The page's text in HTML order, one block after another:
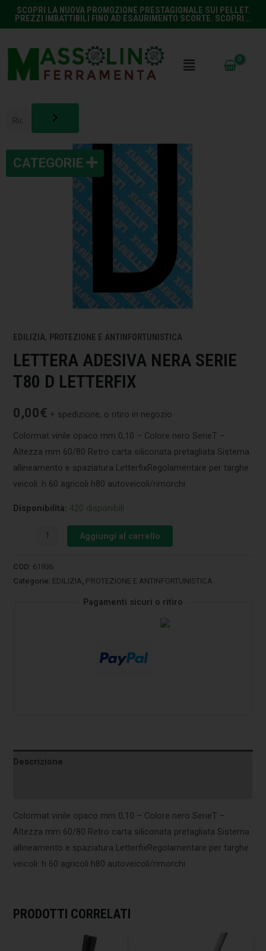
SCOPRI LA NUOVA PROMOZIONE PRESTAGIONALE SUI PELLET.
PREZZI IMBATTIBILI FINO AD ESAURIMENTO SCORTE. SCOPRI...
EDILIZIA, PROTEZIONE E ANTINFORTUNISTICA
LETTERA ADESIVA NERA SERIE
T80 D LETTERFIX
0,00€ + spedizione, o ritiro in negozio
Colormat vinile opaco mm 0,10 – Colore nero SerieT –
Altezza mm 60/80 Retro carta siliconata pretagliata Sistema
allineamento e spaziatura LetterfixRegolamentare per targhe
veicoli: h 60 agricoli h80 autoveicoli/rimorchi
Disponibilità: 420 disponibili
Aggiungi al carrello
COD: 61936
Categorie: EDILIZIA PROTEZIONE E ANTINFORTUNISTICA
Pagamenti sicuri o ritiro
Descrizione
Colormat vinile opaco mm 0,10 – Colore nero SerieT –
Altezza mm 60/80 Retro carta siliconata pretagliata Sistema
allineamento e spaziatura LetterfixRegolamentare per targhe
veicoli: h 60 agricoli h80 autoveicoli/rimorchi
PRODOTTI CORRELATI